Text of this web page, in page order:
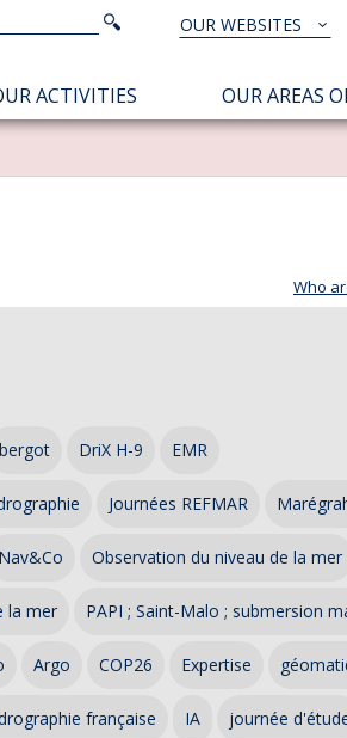
TOUS
NOS
SITES
OUR WEBSITES
Search
Search
ACTIVITIES OUR AREAS
Who
bergot DriX H-9 EMR
Journées REFMAR
Nav&Co Observation du niveau de la mer
la mer PAPI ; Saint-Malo ; submersion
Argo COP26 Expertise
française IA journée